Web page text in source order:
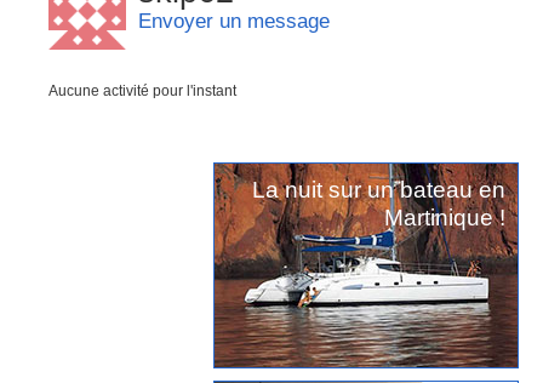
Envoyer un message
Aucune activité pour l'instant
La nuit sur un bateau en
Martinique !